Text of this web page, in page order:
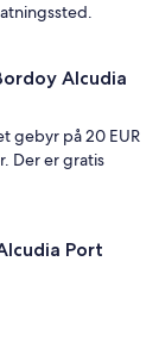
Alcudia
gebyr på 20 EUR
Der er gratis
Port